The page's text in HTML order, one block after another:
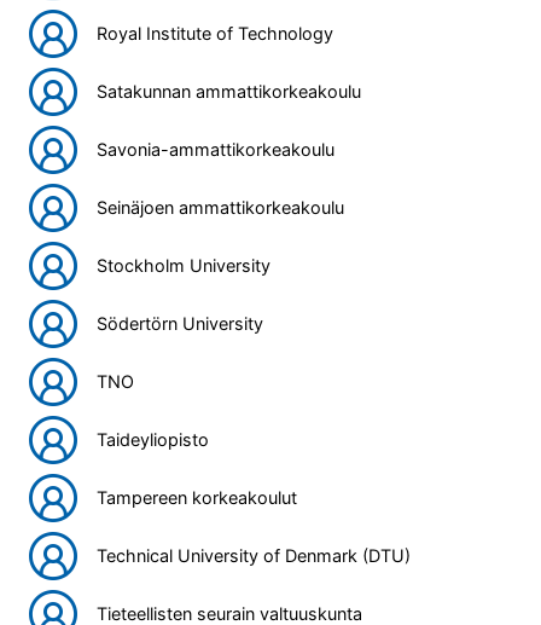
Royal Institute of Technology
Satakunnan ammattikorkeakoulu
Savonia-ammattikorkeakoulu
Seinäjoen ammattikorkeakoulu
Stockholm University
Södertörn University
TNO
Taideyliopisto
Tampereen korkeakoulut
Technical University of Denmark (DTU)
Tieteellisten seurain valtuuskunta